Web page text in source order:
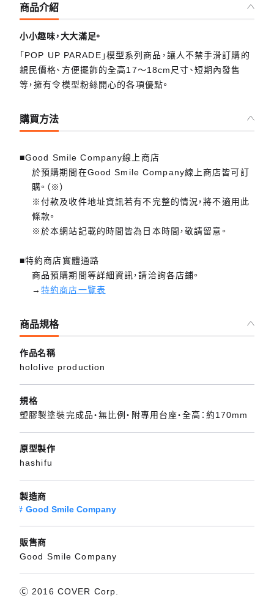
商品介紹
小小趣味，大大滿足。
「POP UP PARADE」模型系列商品，讓人不禁手滑訂購的
親民價格、方便擺飾的全高17～18cm尺寸、短期內發售
等，擁有令模型粉絲開心的各項優點。
購買方法
■Good Smile Company線上商店
於預購期間在Good Smile Company線上商店皆可訂
購。（※）
※付款及收件地址資訊若有不完整的情況，將不適用此
條款。
※於本網站記載的時間皆為日本時間，敬請留意。
■特約商店實體通路
商品預購期間等詳細資訊，請洽詢各店鋪。
→特約商店一覽表
商品規格
作品名稱
hololive production
規格
塑膠製塗裝完成品・無比例・附專用台座・全高：約170mm
原型製作
hashifu
製造商
Good Smile Company
販售商
Good Smile Company
Ⓒ 2016 COVER Corp.